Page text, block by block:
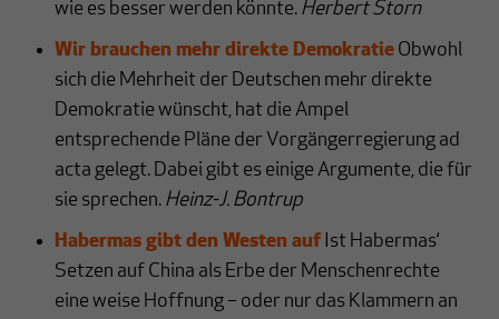
wie es besser werden könnte. Herbert Storn
Wir brauchen mehr direkte Demokratie Obwohl
sich die Mehrheit der Deutschen mehr direkte
Demokratie wünscht, hat die Ampel
entsprechende Pläne der Vorgängerregierung ad
acta gelegt. Dabei gibt es einige Argumente, die für
sie sprechen. Heinz-J. Bontrup
Habermas gibt den Westen auf Ist Habermas‘
Setzen auf China als Erbe der Menschenrechte
eine weise Hoffnung – oder nur das Klammern an